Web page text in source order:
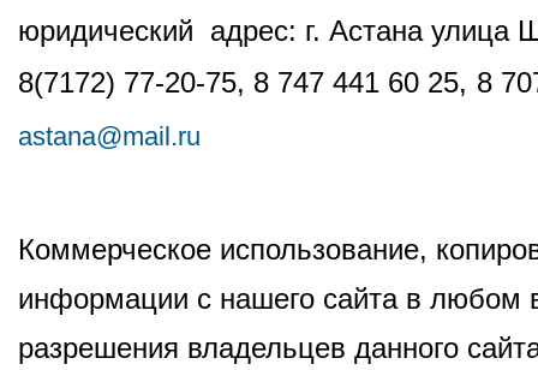
юридический адрес: г. Астана
8(7172) 77-20-75, 8 747 441 60 25, 8
astana@mail.ru
Коммерческое использование,
информации с нашего сайта в любом
разрешения владельцев данного